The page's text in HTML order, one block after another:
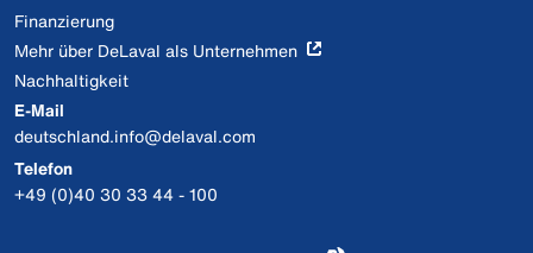
Finanzierung
Mehr über DeLaval als Unternehmen
Nachhaltigkeit
E-Mail
deutschland.info@delaval.com
Telefon
+49 (0)40 30 33 44 - 100